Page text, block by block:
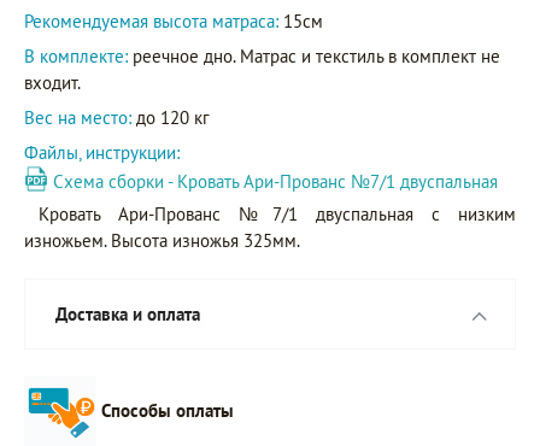
Рекомендуемая высота матраса: 15см
В комплекте: реечное дно. Матрас и текстиль в комплект не
входит.
Вес на место: до 120 кг
Файлы, инструкции:
Схема сборки - Кровать Ари-Прованс №7/1 двуспальная
Кровать Ари-Прованс №7/1 двуспальная с низким
изножьем. Высота изножья 325мм.
Доставка и оплата
Способы оплаты